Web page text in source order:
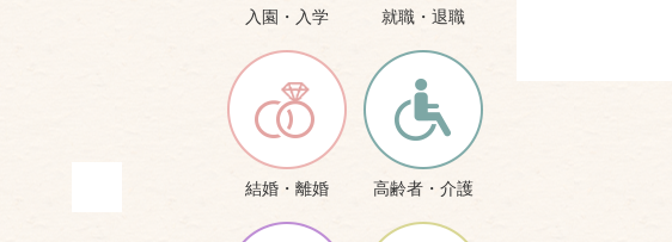
入園・入学 就職・退職
結婚・離婚 高齢者・介護